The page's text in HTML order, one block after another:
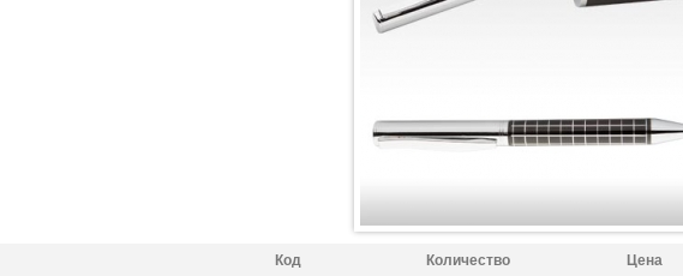
Код Количество Цена